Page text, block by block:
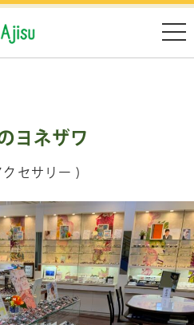
ヨネザワ
セサリー )